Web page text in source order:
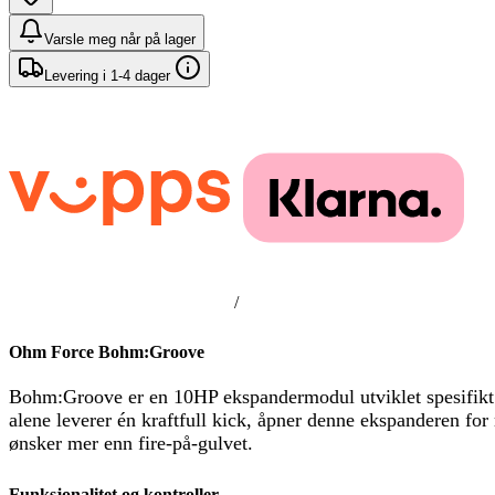
Varsle meg når på lager
Levering i 1-4 dager
/
Ohm Force Bohm:Groove
Bohm:Groove er en 10HP ekspandermodul utviklet
alene leverer én kraftfull kick, åpner denne ekspanderen
ønsker mer enn fire-på-gulvet.